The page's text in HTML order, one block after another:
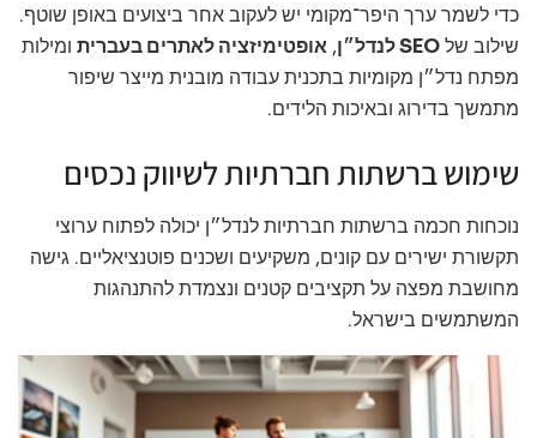
כדי לשמר ערך היפר־מקומי יש לעקוב אחר ביצועים באופן שוטף.
שילוב שלSEO לנדל״ן , אופטימיזציה לאתרים בעברית ומילות
מפתח נדל״ן מקומיות בתכנית עבודה מובנית מייצר שיפור
מתמשך בדירוג ובאיכות הלידים.
שימוש ברשתות חברתיות לשיווק נכסים
נוכחות חכמה ברשתות חברתיות לנדל״ן יכולה לפתוח ערוצי
תקשורת ישירים עם קונים, משקיעים ושכנים פוטנציאליים. גישה
מחושבת מפצה על תקציבים קטנים ונצמדת להתנהגות
המשתמשים בישראל.